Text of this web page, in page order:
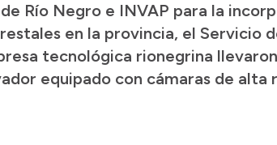
Río Negro e INVAP para la
en la provincia, el Servicio
tecnológica rionegrina
equipado con cámaras de alta